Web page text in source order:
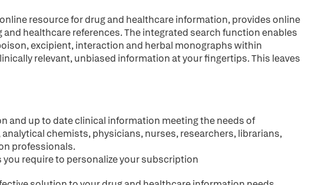
resource for drug and healthcare information, provides online
healthcare references. The integrated search function enables
excipient, interaction and herbal monographs within
relevant, unbiased information at your fingertips. This leaves
and up to date clinical information meeting the needs of
chemists, physicians, nurses, researchers, librarians,
professionals.
require to personalize your subscription